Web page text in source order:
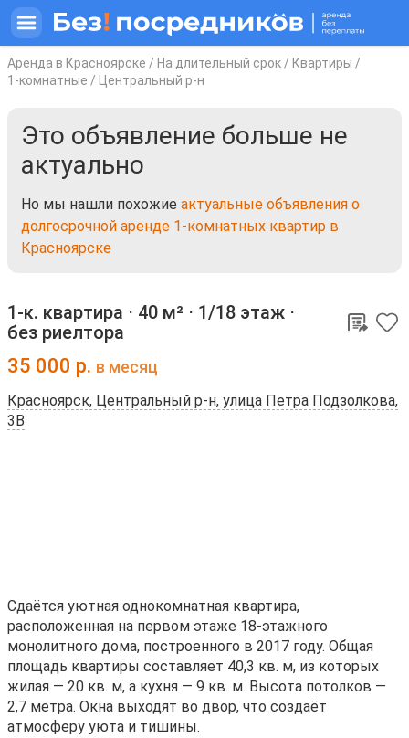
Аренда в Красноярске / На длительный срок / Квартиры /
1-комнатные / Центральный р-н
Это объявление больше не
актуально
Но мы нашли похожие актуальные объявления о
долгосрочной аренде 1-комнатных квартир в
Красноярске
1-к. квартира ⋅ 40 м² ⋅ 1/18 этаж ⋅
без риелтора
35 000 р. в месяц
Красноярск, Центральный р-н, улица Петра Подзолкова,
3В
Сдаётся уютная однокомнатная квартира,
расположенная на первом этаже 18-этажного
монолитного дома, построенного в 2017 году. Общая
площадь квартиры составляет 40,3 кв. м, из которых
жилая — 20 кв. м, а кухня — 9 кв. м. Высота потолков —
2,7 метра. Окна выходят во двор, что создаёт
атмосферу уюта и тишины.